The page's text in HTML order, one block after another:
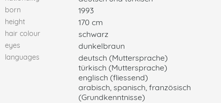
born 1993
height 170 cm
hair colour schwarz
eyes dunkelbraun
languages
deutsch (Muttersprache)
türkisch (Muttersprache)
englisch (fliessend)
arabisch, spanisch, französisch
(Grundkenntnisse)